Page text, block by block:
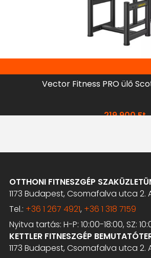
Vector Fitness PRO ülő
219 900Ft
OTTHONI FITNESZGÉP
1173 Budapest, Csomafalva utca 2.
Tel.: +36 1 267 4921, +36 1 318 7159
Nyitva tartás: H-P: 10:00-18:00, SZ:
KETTLER FITNESZGÉP
1173 Budapest, Csomafalva utca 2.